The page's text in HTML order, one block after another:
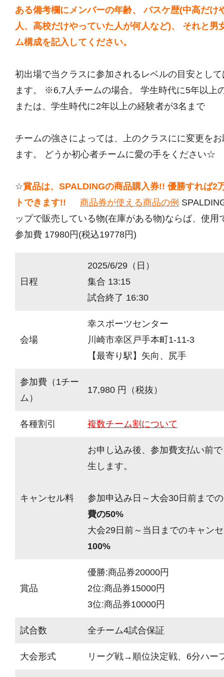
ある備考欄にメンバーの年齢、 バスケ歴(中高だけ
人、高校だけやっていた人が何人など)、 それと男
ム構成を記入してください。
初出場で当クラスに参加されるレベルの目安とし
ます。 ※6,7人チームの場合。 学生時代に5年以上
または、学生時代に2年以上の経験者が3名まで
チームの強さによっては、上のクラスにに変更を
ます。 どうか初心者チームに愛の手をください☆
☆賞品は、SPALDINGの商品購入券!! 優勝すれば2
トできます!!
商品券が使える商品の例
ップで販売している物(在庫がある物)ならば、使用
参加費 17980円(税込19778円)
日程
2025/6/29（日）
集合 13:15
試合終了 16:30
会場
幸スポーツセンター
川崎市幸区戸手本町1-11-3
【最寄り駅】矢向、尻手
参加費（1チー
ム）
17,980 円（税抜）
各種割引 複数チーム割について
キャンセル料
お申し込み後、参加費支払い前
生します。
参加申込み日～大会30日前まで
費の50%
大会29日前～当日までのキャン
100%
賞品
優勝:商品券20000円
2位:商品券15000円
3位:商品券10000円
試合数 全チーム4試合保証
大会形式 リーグ戦→順位決定戦、6分ハー